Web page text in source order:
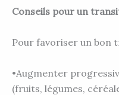
Conseils pour un
Pour favoriser un bon
•Augmenter
(fruits, légumes,